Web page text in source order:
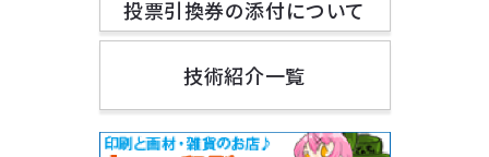
投票引換券の添付について
技術紹介一覧